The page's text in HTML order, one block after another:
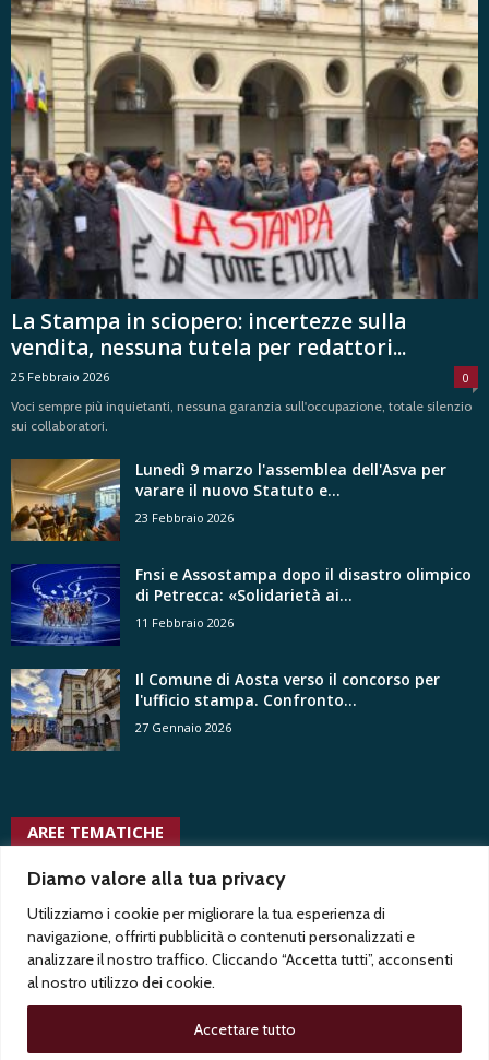
Diamo valore alla tua privacy
Utilizziamo i cookie per migliorare la tua esperienza di
navigazione, offrirti pubblicità o contenuti personalizzati e
analizzare il nostro traffico. Cliccando “Accetta tutti”, acconsenti
al nostro utilizzo dei cookie.
Accettare tutto
La Stampa in sciopero: incertezze sulla
vendita, nessuna tutela per redattori...
25 Febbraio 2026
0
Voci sempre più inquietanti, nessuna garanzia sull'occupazione, totale silenzio
sui collaboratori.
Lunedì 9 marzo l'assemblea dell'Asva per
varare il nuovo Statuto e...
23 Febbraio 2026
Fnsi e Assostampa dopo il disastro olimpico
di Petrecca: «Solidarietà ai...
11 Febbraio 2026
Il Comune di Aosta verso il concorso per
l'ufficio stampa. Confronto...
27 Gennaio 2026
AREE TEMATICHE
uffici stampa uspi vittorio di trapani
uffici stampa
pubblici
Test2 voyeurismo tribunale usigrai trasparenza trentennale
vertenze
vita associativa ussi tgr ungp